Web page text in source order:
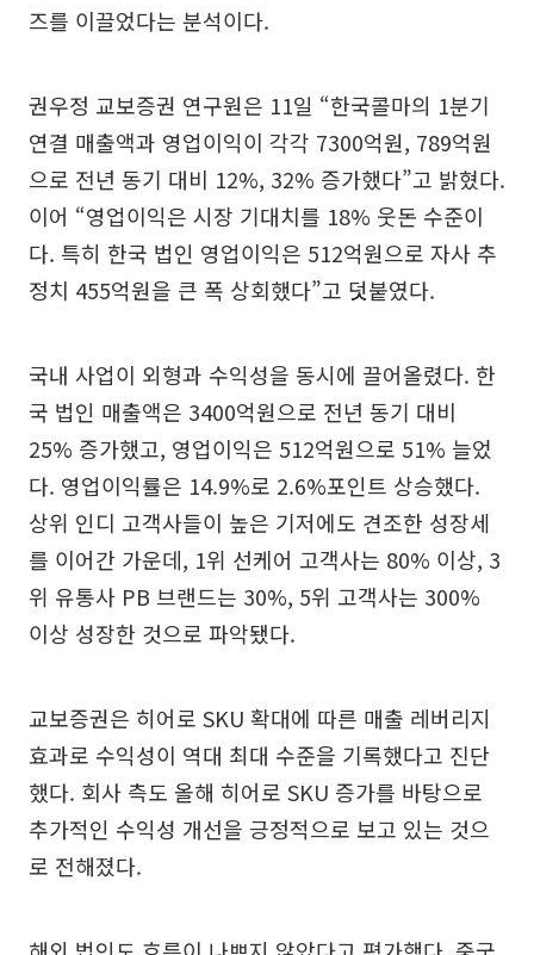
즈를 이끌었다는 분석이다.
권우정 교보증권 연구원은 11일 “한국콜마의 1분기
연결 매출액과 영업이익이 각각 7300억원, 789억원
으로 전년 동기 대비 12%, 32% 증가했다”고 밝혔다.
이어 “영업이익은 시장 기대치를 18% 웃돈 수준이
다. 특히 한국 법인 영업이익은 512억원으로 자사 추
정치 455억원을 큰 폭 상회했다”고 덧붙였다.
국내 사업이 외형과 수익성을 동시에 끌어올렸다. 한
국 법인 매출액은 3400억원으로 전년 동기 대비
25% 증가했고, 영업이익은 512억원으로 51% 늘었
다. 영업이익률은 14.9%로 2.6%포인트 상승했다.
상위 인디 고객사들이 높은 기저에도 견조한 성장세
를 이어간 가운데, 1위 선케어 고객사는 80% 이상, 3
위 유통사 PB 브랜드는 30%, 5위 고객사는 300%
이상 성장한 것으로 파악됐다.
교보증권은 히어로 SKU 확대에 따른 매출 레버리지
효과로 수익성이 역대 최대 수준을 기록했다고 진단
했다. 회사 측도 올해 히어로 SKU 증가를 바탕으로
추가적인 수익성 개선을 긍정적으로 보고 있는 것으
로 전해졌다.